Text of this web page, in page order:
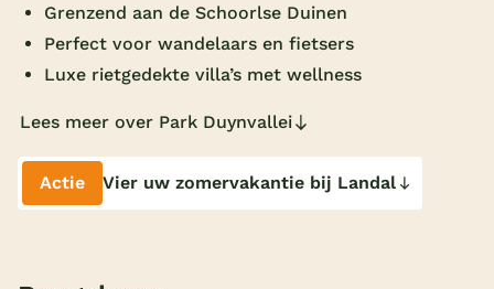
Indoor speeltuin
Alle populaire faciliteiten
Keuzehulp
Bestemmingen
Grenzend aan de Schoorlse Duinen
Perfect voor wandelaars en fietsers
Luxe rietgedekte villa’s met wellness
Lees meer over Park Duynvallei
Actie Vier uw zomervakantie bij Landal